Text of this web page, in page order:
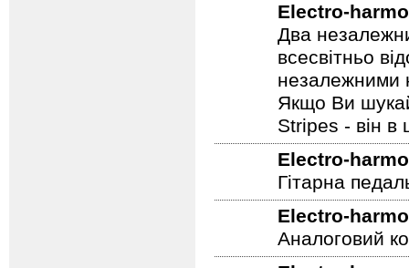
Electro-
Два
всесвітньо
незалежними
Якщо Ви
Stripes - він в
Electro-
Гітарна
Electro-
Аналоговий